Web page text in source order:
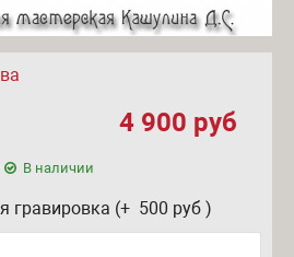
4 900 руб
В наличии
гравировка (+ 500 руб )